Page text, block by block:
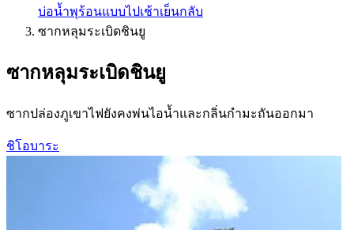
บ่อน้ำพุร้อนแบบไปเช้าเย็นกลับ
ซากหลุมระเบิดชินยู
ซากหลุมระเบิดชินยู
ซากปล่องภูเขาไฟยังคงพ่นไอน้ำและกลิ่นกำมะถันออกมา
ชิโอบาระ